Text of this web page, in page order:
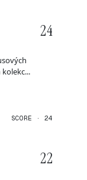
24
SCORE · 24
22